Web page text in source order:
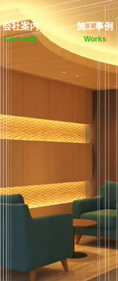
会社案内
Company
施工事例
Works